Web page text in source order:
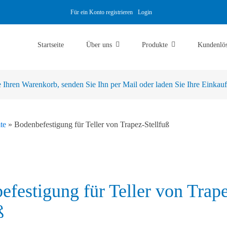
Für ein Konto registrieren Login
Startseite Über uns Produkte
Warenkorb, senden Sie Ihn per Mail oder laden Sie Ihre
» Bodenbefestigung für Teller von Trapez-Stellfuß
für Teller von